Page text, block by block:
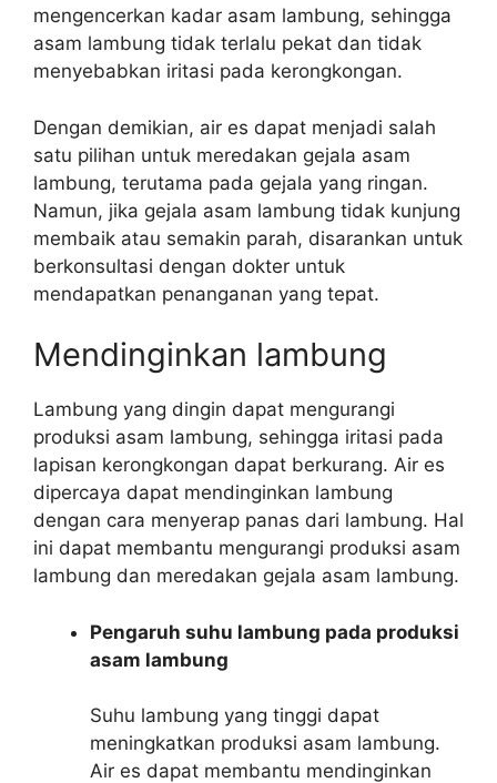
mengencerkan kadar asam lambung, sehingga
asam lambung tidak terlalu pekat dan tidak
menyebabkan iritasi pada kerongkongan.
Dengan demikian, air es dapat menjadi salah
satu pilihan untuk meredakan gejala asam
lambung, terutama pada gejala yang ringan.
Namun, jika gejala asam lambung tidak kunjung
membaik atau semakin parah, disarankan untuk
berkonsultasi dengan dokter untuk
mendapatkan penanganan yang tepat.
Mendinginkan lambung
Lambung yang dingin dapat mengurangi
produksi asam lambung, sehingga iritasi pada
lapisan kerongkongan dapat berkurang. Air es
dipercaya dapat mendinginkan lambung
dengan cara menyerap panas dari lambung. Hal
ini dapat membantu mengurangi produksi asam
lambung dan meredakan gejala asam lambung.
Pengaruh suhu lambung pada produksi
asam lambung
Suhu lambung yang tinggi dapat
meningkatkan produksi asam lambung.
Air es dapat membantu mendinginkan